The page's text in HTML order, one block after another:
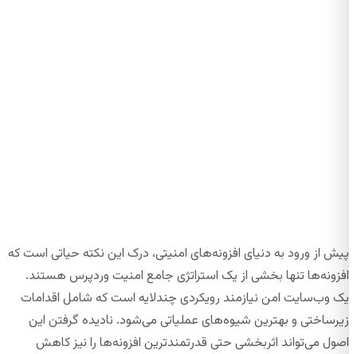
پیش از ورود به دنیای افزونه‌های امنیتی، درک این نکته حیاتی است که
افزونه‌ها تنها بخشی از یک استراتژی جامع امنیت وردپرس هستند.
یک وب‌سایت امن نیازمند رویکردی چندلایه است که شامل اقدامات
زیرساختی و بهترین شیوه‌های عملیاتی می‌شود. نادیده گرفتن این
اصول می‌تواند اثربخشی حتی قدرتمندترین افزونه‌ها را نیز کاهش